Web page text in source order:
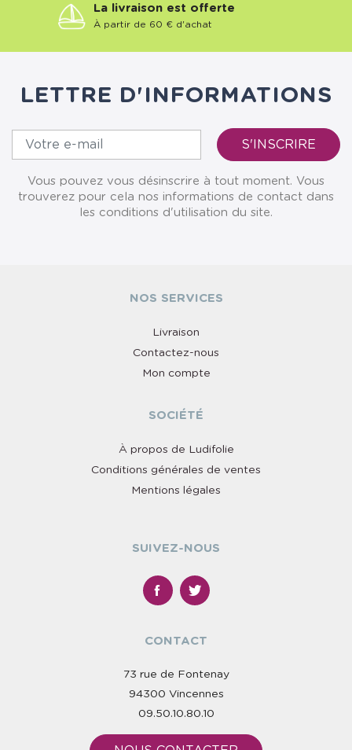
La livraison est offerte
À partir de 60 € d'achat
LETTRE D'INFORMATIONS
Vous pouvez vous désinscrire à tout moment. Vous
trouverez pour cela nos informations de contact dans
les conditions d'utilisation du site.
NOS SERVICES
Livraison
Contactez-nous
Mon compte
SOCIÉTÉ
À propos de Ludifolie
Conditions générales de ventes
Mentions légales
SUIVEZ-NOUS
CONTACT
73 rue de Fontenay
94300 Vincennes
09.50.10.80.10